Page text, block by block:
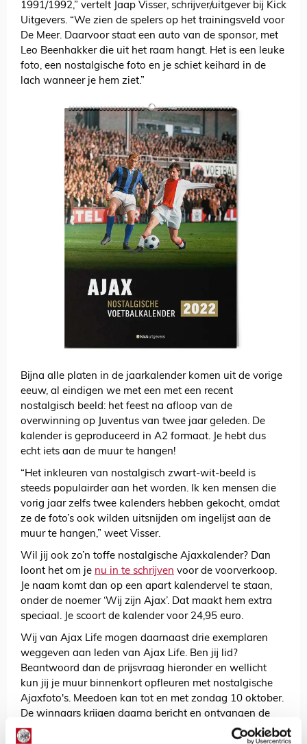
1991/1992,” vertelt Jaap Visser, schrijver/uitgever bij Kick
Uitgevers. “We zien de spelers op het trainingsveld voor
De Meer. Daarvoor staat een auto van de sponsor, met
Leo Beenhakker die uit het raam hangt. Het is een leuke
foto, een nostalgische foto en je schiet keihard in de
lach wanneer je hem ziet.”
Bijna alle platen in de jaarkalender komen uit de vorige
eeuw, al eindigen we met een met een recent
nostalgisch beeld: het feest na afloop van de
overwinning op Juventus van twee jaar geleden. De
kalender is geproduceerd in A2 formaat. Je hebt dus
echt iets aan de muur te hangen!
“Het inkleuren van nostalgisch zwart-wit-beeld is
steeds populairder aan het worden. Ik ken mensen die
vorig jaar zelfs twee kalenders hebben gekocht, omdat
ze de foto’s ook wilden uitsnijden om ingelijst aan de
muur te hangen,” weet Visser.
Wil jij ook zo’n toffe nostalgische Ajaxkalender? Dan
loont het om je nu in te schrijven voor de voorverkoop.
Je naam komt dan op een apart kalendervel te staan,
onder de noemer ‘Wij zijn Ajax’. Dat maakt hem extra
speciaal. Je scoort de kalender voor 24,95 euro.
Wij van Ajax Life mogen daarnaast drie exemplaren
weggeven aan leden van Ajax Life. Ben jij lid?
Beantwoord dan de prijsvraag hieronder en wellicht
kun jij je muur binnenkort opfleuren met nostalgische
Ajaxfoto's. Meedoen kan tot en met zondag 10 oktober.
De winnaars krijgen daarna bericht en ontvangen de
kalender eind november.